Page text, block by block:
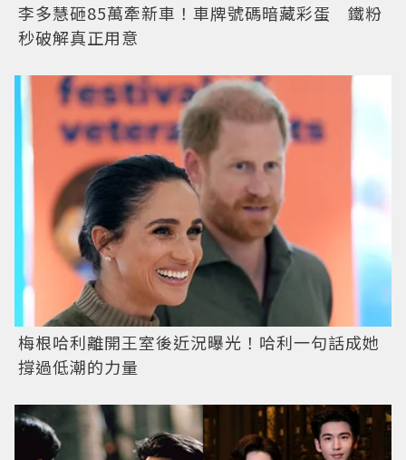
李多慧砸85萬牽新車！車牌號碼暗藏彩蛋 鐵粉
秒破解真正用意
梅根哈利離開王室後近況曝光！哈利一句話成她
撐過低潮的力量